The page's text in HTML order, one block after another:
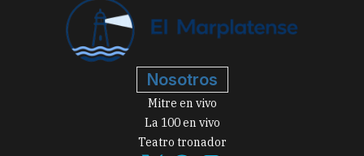
Nosotros
Mitre en vivo
La 100 en vivo
Teatro tronador